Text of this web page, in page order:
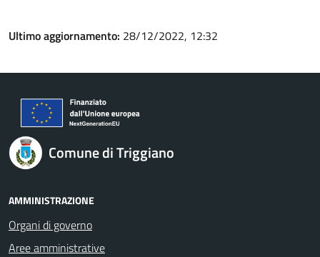
Ultimo aggiornamento: 28/12/2022, 12:32
Comune di Triggiano
AMMINISTRAZIONE
Organi di governo
Aree amministrative